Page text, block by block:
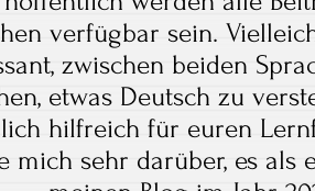
verfügbar sein.
zwischen beiden
etwas Deutsch zu
hilfreich für euren
mich sehr darüber, es als